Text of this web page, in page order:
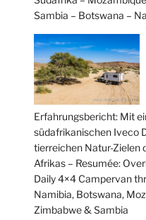
Sambia – Botswana –
Erfahrungsbericht: Mit
südafrikanischen Iveco
tierreichen Natur-Zielen
Afrikas – Resumée:
Daily 4×4 Campervan
Namibia, Botswana,
Zimbabwe & Sambia